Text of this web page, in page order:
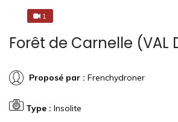
1
1
Forêt de Carnelle (VAL
Proposé par : Frenchydroner
Type : Insolite